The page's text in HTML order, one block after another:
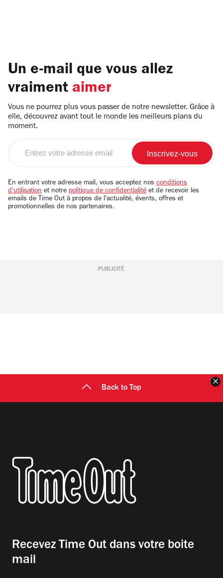
Un e-mail que vous allez
vraiment aimer
Vous ne pourrez plus vous passer de notre newsletter. Grâce à
elle, découvrez avant tout le monde les meilleurs plans du
moment.
email
En entrant votre adresse mail, vous acceptez nos conditions
d'utilisation et notre politique de confidentialité et de recevoir les
emails de Time Out à propos de l'actualité, évents, offres et
promotionnelles de nos partenaires.
PUBLICITÉ
Back to Top
Recevez Time Out dans votre boite
mail